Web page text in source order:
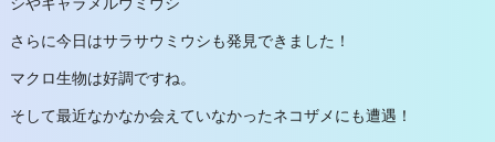
シやキャラメルウミウシ
さらに今日はサラサウミウシも発見できました！
マクロ生物は好調ですね。
そして最近なかなか会えていなかったネコザメにも遭遇！